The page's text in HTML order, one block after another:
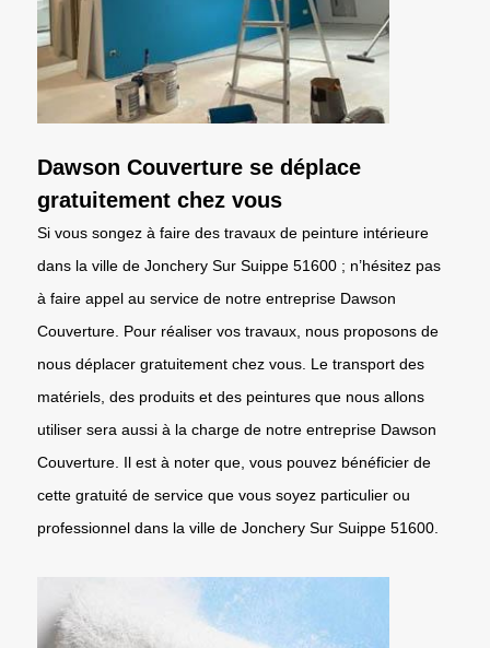
Dawson Couverture se déplace
gratuitement chez vous
Si vous songez à faire des travaux de peinture intérieure
dans la ville de Jonchery Sur Suippe 51600 ; n’hésitez pas
à faire appel au service de notre entreprise Dawson
Couverture. Pour réaliser vos travaux, nous proposons de
nous déplacer gratuitement chez vous. Le transport des
matériels, des produits et des peintures que nous allons
utiliser sera aussi à la charge de notre entreprise Dawson
Couverture. Il est à noter que, vous pouvez bénéficier de
cette gratuité de service que vous soyez particulier ou
professionnel dans la ville de Jonchery Sur Suippe 51600.